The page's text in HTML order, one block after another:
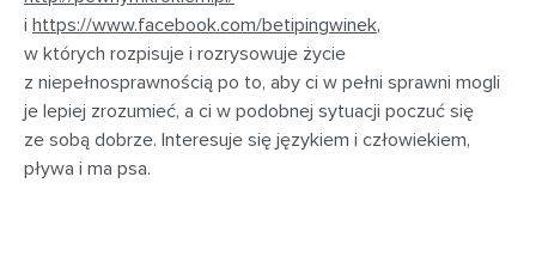
i https://www.facebook.com/betipingwinek,
w których rozpisuje i rozrysowuje życie
z niepełnosprawnością po to, aby ci w pełni sprawni mogli
je lepiej zrozumieć, a ci w podobnej sytuacji poczuć się
ze sobą dobrze. Interesuje się językiem i człowiekiem,
pływa i ma psa.